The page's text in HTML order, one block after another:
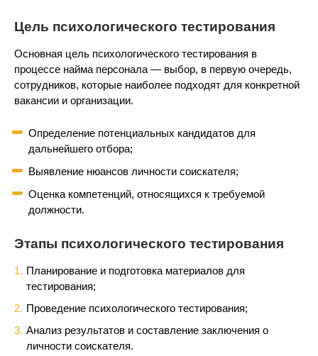
Цель психологического тестирования
Основная цель психологического тестирования в
процессе найма персонала — выбор, в первую очередь,
сотрудников, которые наиболее подходят для конкретной
вакансии и организации.
Определение потенциальных кандидатов для
дальнейшего отбора;
Выявление нюансов личности соискателя;
Оценка компетенций, относящихся к требуемой
должности.
Этапы психологического тестирования
Планирование и подготовка материалов для
тестирования;
Проведение психологического тестирования;
Анализ результатов и составление заключения о
личности соискателя.